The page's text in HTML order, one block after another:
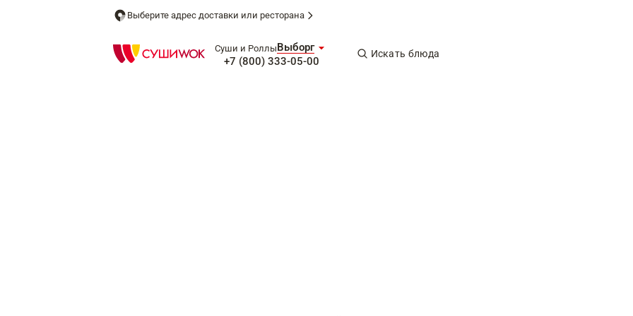
Выберите адрес доставки или ресторана
Суши и РоллыВыборг
+7 (800) 333-05-00
Искать блюда